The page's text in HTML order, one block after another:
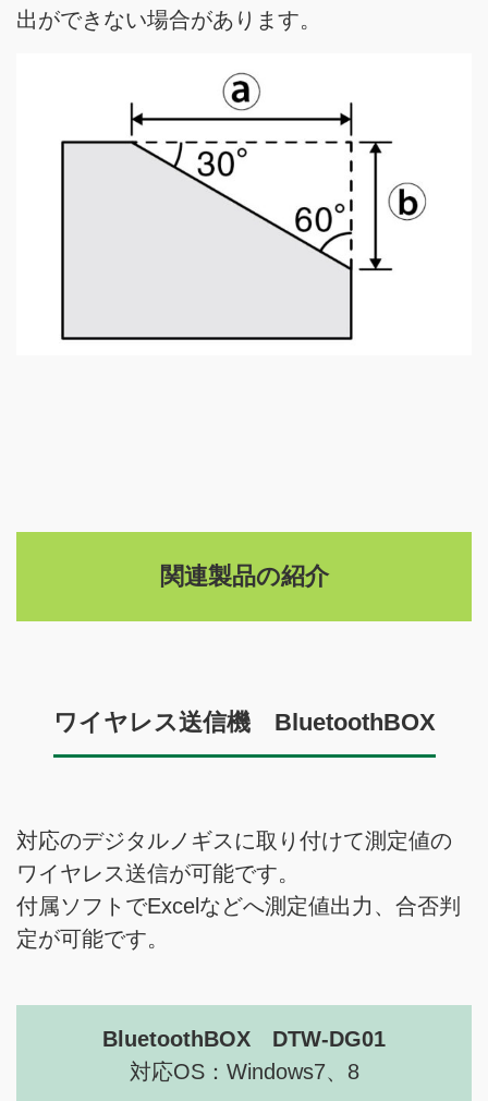
出ができない場合があります。
関連製品の紹介
ワイヤレス送信機 BluetoothBOX
対応のデジタルノギスに取り付けて測定値の
ワイヤレス送信が可能です。
付属ソフトでExcelなどへ測定値出力、合否判
定が可能です。
BluetoothBOX DTW-DG01
対応OS：Windows7、8